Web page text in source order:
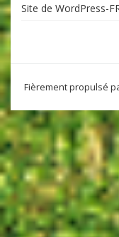
Site de WordPress-
Fièrement propulsé